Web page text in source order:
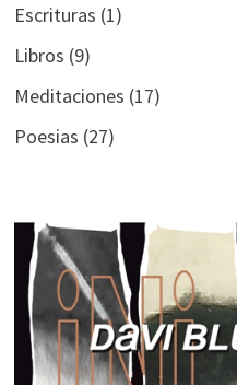
Escrituras (1)
Libros (9)
Meditaciones (17)
Poesias (27)